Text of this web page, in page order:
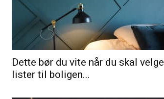
Dette bør du vite når du skal velge
lister til boligen...